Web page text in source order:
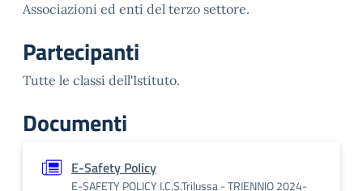
Associazioni ed enti del terzo settore.
Partecipanti
Tutte le classi dell'Istituto.
Documenti
E-Safety Policy
E-SAFETY POLICY I.C.S.Trilussa - TRIENNIO 2024-